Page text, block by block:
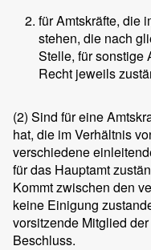
für Amtskräfte, die
stehen, die nach
Stelle, für sonstige
Recht jeweils
(2) Sind für eine
hat, die im Verhältnis
verschiedene
für das Hauptamt
Kommt zwischen den
keine Einigung
vorsitzende Mitglied
Beschluss.